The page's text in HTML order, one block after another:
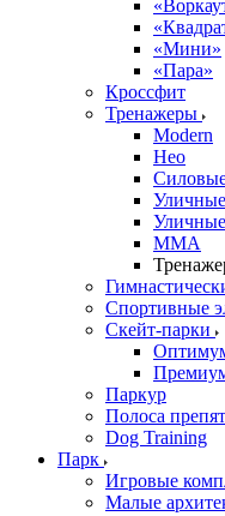
«Мини»
«Пара»
Кроссфит
Тренажеры
Modern
Нео
ММА
Спортивные
Скейт-парки
Паркур
Полоса
Dog Training
Парк
Игровые
Малые